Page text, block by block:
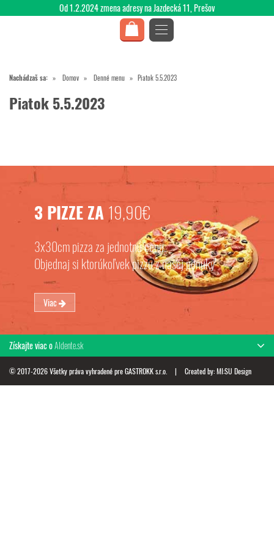
Nachádzaš sa: Domov Denné menu Piatok 5.5.2023
Piatok 5.5.2023
3 PIZZE ZA 19,90€
3x30cm pizza za jednotnú cenu.
Objednaj si ktorúkoľvek pizzu z našej ponuky
Viac
Získajte viac oAldente.sk
© 2017-2026 Všetky práva vyhradené pre GASTROKK s.r.o. | Created by:MI:SU Design
Od 1.2.2024 zmena adresy na Jazdecká 11, Prešov